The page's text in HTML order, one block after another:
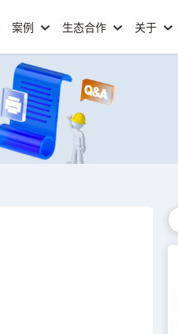
案例 生态合作 关于